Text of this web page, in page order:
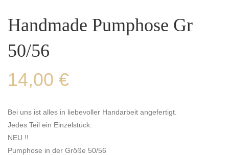
Handmade Pumphose Gr
50/56
14,00 €
Bei uns ist alles in liebevoller Handarbeit angefertigt.
Jedes Teil ein Einzelstück.
NEU !!
Pumphose in der Größe 50/56